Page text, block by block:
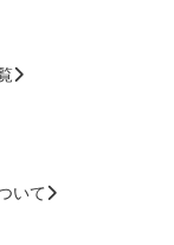
いて